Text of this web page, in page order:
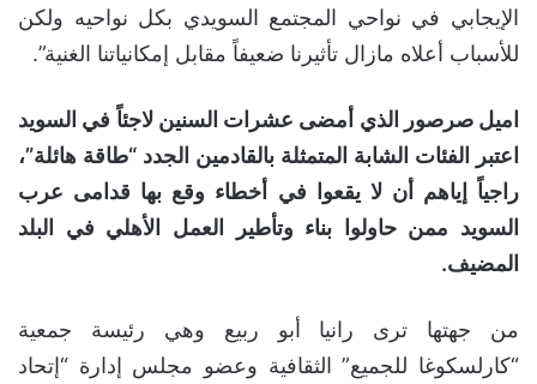
الإيجابي في نواحي المجتمع السويدي بكل نواحيه ولكن
للأسباب أعلاه مازال تأثيرنا ضعيفاً مقابل إمكانياتنا الغنية”.
اميل صرصور الذي أمضى عشرات السنين لاجئاً في السويد
اعتبر الفئات الشابة المتمثلة بالقادمين الجدد “طاقة هائلة”،
راجياً إياهم أن لا يقعوا في أخطاء وقع بها قدامى عرب
السويد ممن حاولوا بناء وتأطير العمل الأهلي في البلد
المضيف.
من جهتها ترى رانيا أبو ربيع وهي رئيسة جمعية
“كارلسكوغا للجميع” الثقافية وعضو مجلس إدارة “إتحاد